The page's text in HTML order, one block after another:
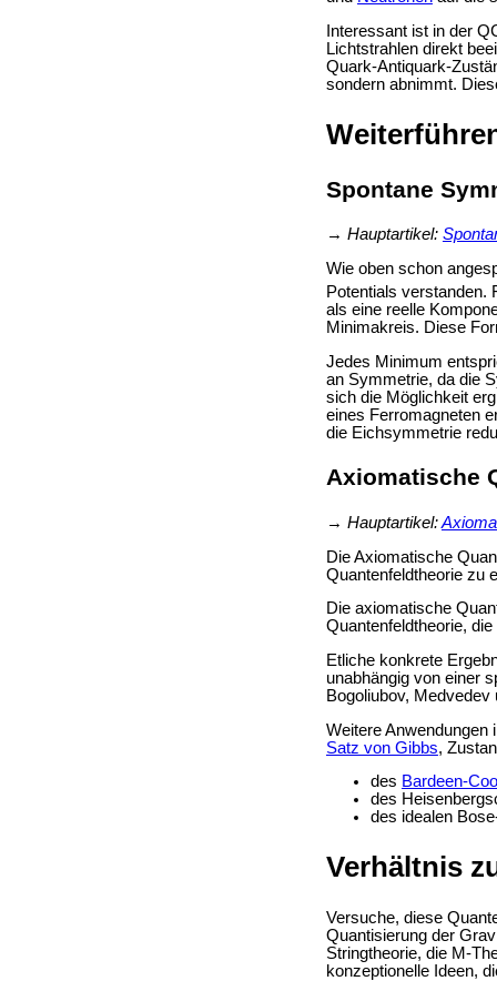
Interessant ist in der
Lichtstrahlen direkt
Quark-Antiquark-
sondern abnimmt.
Spontane
→ Hauptartikel:
Wie oben schon
Potentials verstanden.
als eine reelle
Minimakreis. Diese
Jedes Minimum
an Symmetrie, da die
sich die Möglichkeit
eines Ferromagneten
die Eichsymmetrie
Axiomatische
→ Hauptartikel:
Die Axiomatische
Quantenfeldtheorie zu
Die axiomatische
Quantenfeldtheorie,
Etliche konkrete
unabhängig von einer
Bogoliubov,
Weitere
Satz von Gibbs,
des Bardeen-
des
des idealen
Verhältnis
Versuche, diese
Quantisierung der
Stringtheorie, die M-
konzeptionelle Ideen,